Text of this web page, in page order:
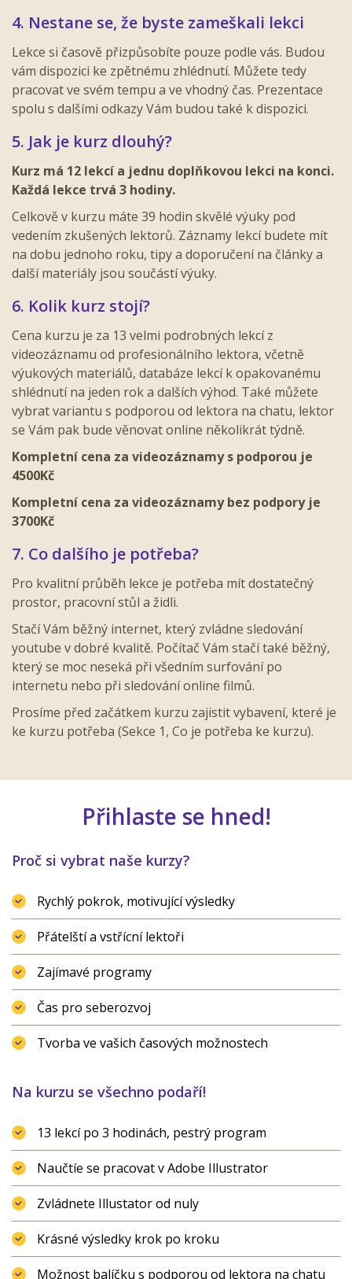
4. Nestane se, že byste zameškali lekci
Lekce si časově přizpůsobíte pouze podle vás. Budou
vám dispozici ke zpětnému zhlédnutí. Můžete tedy
pracovat ve svém tempu a ve vhodný čas. Prezentace
spolu s dalšími odkazy Vám budou také k dispozici.
5. Jak je kurz dlouhý?
Kurz má 12 lekcí a jednu doplňkovou lekci na konci.
Každá lekce trvá 3 hodiny.
Celkově v kurzu máte 39 hodin skvělé výuky pod
vedením zkušených lektorů. Záznamy lekcí budete mít
na dobu jednoho roku, tipy a doporučení na články a
další materiály jsou součástí výuky.
6. Kolik kurz stojí?
Cena kurzu je za 13 velmi podrobných lekcí z
videozáznamu od profesionálního lektora, včetně
výukových materiálů, databáze lekcí k opakovanému
shlédnutí na jeden rok a dalších výhod. Také můžete
vybrat variantu s podporou od lektora na chatu, lektor
se Vám pak bude věnovat online několikrát týdně.
Kompletní cena za videozáznamy s podporou je
4500Kč
Kompletní cena za videozáznamy bez podpory je
3700Kč
7. Co dalšího je potřeba?
Pro kvalitní průběh lekce je potřeba mít dostatečný
prostor, pracovní stůl a židli.
Stačí Vám běžný internet, který zvládne sledování
youtube v dobré kvalitě. Počítač Vám stačí také běžný,
který se moc neseká při všedním surfování po
internetu nebo při sledování online filmů.
Prosíme před začátkem kurzu zajistit vybavení, které je
ke kurzu potřeba (Sekce 1, Co je potřeba ke kurzu).
Přihlaste se hned!
Proč si vybrat naše kurzy?
Rychlý pokrok, motivující výsledky
Přátelští a vstřícní lektoři
Zajímavé programy
Čas pro seberozvoj
Tvorba ve vašich časových možnostech
Na kurzu se všechno podaří!
13 lekcí po 3 hodinách, pestrý program
Naučtíe se pracovat v Adobe Illustrator
Zvládnete Illustator od nuly
Krásné výsledky krok po kroku
Možnost balíčku s podporou od lektora na chatu